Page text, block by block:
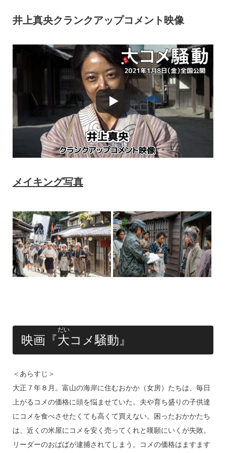
井上真央クランクアップコメント映像
メイキング写真
映画『大
だい
コメ騒動』
＜あらすじ＞
大正７年８月。富山の海岸に住むおかか（女房）たちは、毎日
上がるコメの価格に頭を悩ませていた。夫や育ち盛りの子供達
にコメを食べさせたくても高くて買えない。困ったおかかたち
は、近くの米屋にコメを安く売ってくれと嘆願にいくが失敗。
リーダーのおばばが逮捕されてしまう。コメの価格はますます